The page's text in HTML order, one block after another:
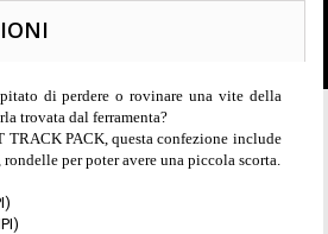
di perdere o rovinare una vite della
trovata dal ferramenta?
TRACK PACK, questa confezione include
per poter avere una piccola scorta.